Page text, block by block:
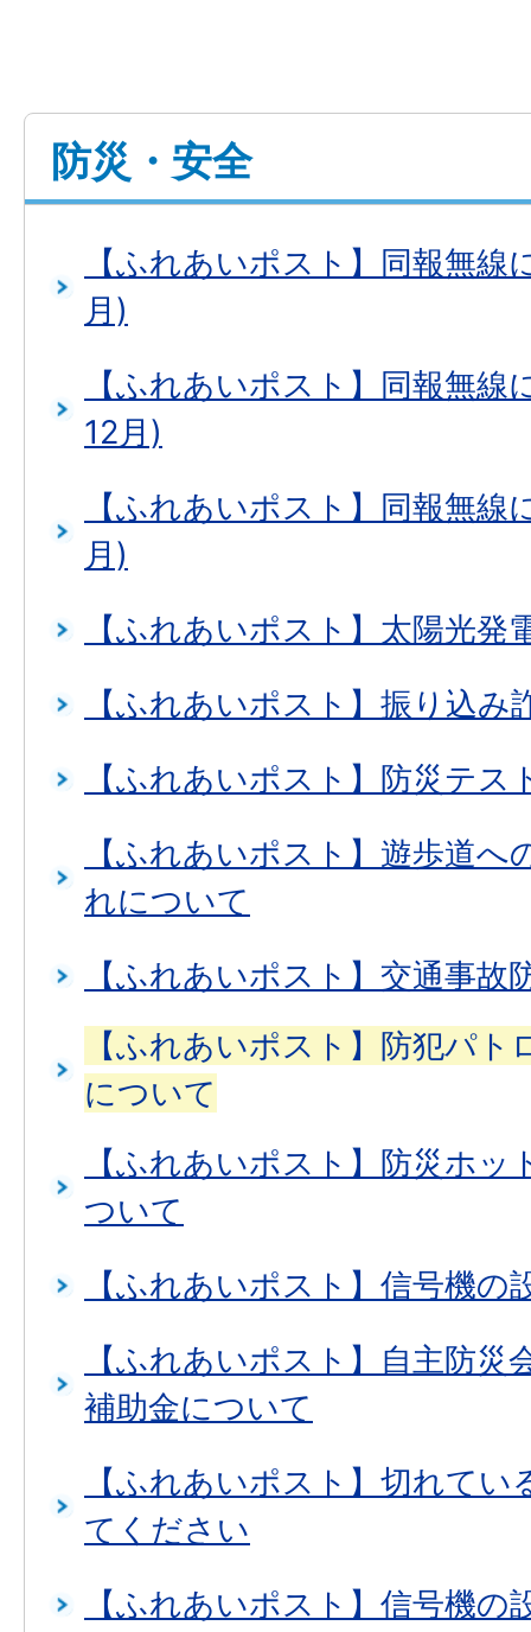
防災・安全
【ふれあいポスト】同報無
月)
【ふれあいポスト】同報無
12月)
【ふれあいポスト】同報無線
月)
【ふれあいポスト】太陽光発
【ふれあいポスト】振り込み
【ふれあいポスト】防災テ
【ふれあいポスト】遊歩道へ
れについて
【ふれあいポスト】交通事故
【ふれあいポスト】防犯パ
について
【ふれあいポスト】防災ホッ
ついて
【ふれあいポスト】信号機の
【ふれあいポスト】自主防災
補助金について
【ふれあいポスト】切れてい
てください
【ふれあいポスト】信号機の